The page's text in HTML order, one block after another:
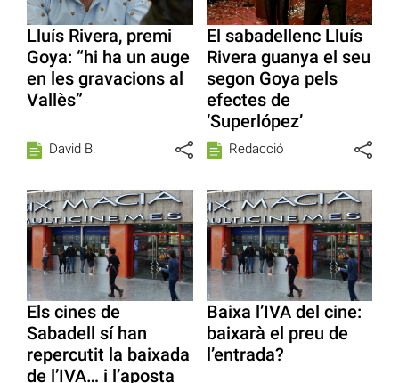
Lluís Rivera, premi
Goya: “hi ha un auge
en les gravacions al
Vallès”
David B.
El sabadellenc Lluís
Rivera guanya el seu
segon Goya pels
efectes de
‘Superlópez’
Redacció
Els cines de
Sabadell sí han
repercutit la baixada
de l’IVA… i l’aposta
Baixa l’IVA del cine:
baixarà el preu de
l’entrada?